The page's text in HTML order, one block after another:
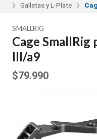
Galletas y L-Plate
SMALLRIG
Cage SmallRig
III/a9
$79.990